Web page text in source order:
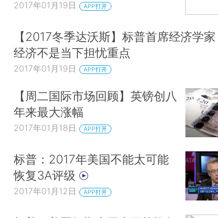
2017年01月19日 APP打开
【2017冬季达沃斯】标普首席经济学
经济不是当下担忧重点
2017年01月19日 APP打开
【周二国际市场回顾】英镑创八
年来最大涨幅
2017年01月18日 APP打开
标普：2017年美国不能太可能
恢复3A评级
2017年01月12日 APP打开